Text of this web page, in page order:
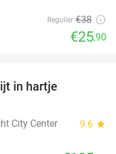
Regulier €38
€25,90
in hartje
City Center 9.6 star